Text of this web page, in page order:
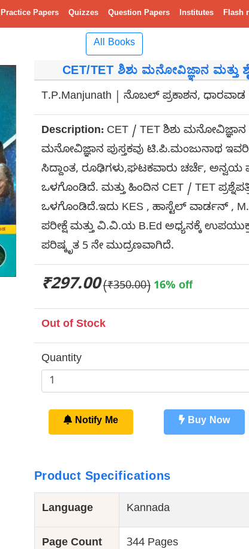
Practice Papers Quizzes Question Papers Institutes Flash
All Books
CET/TET ಶಿಶು ಮನೋವಿಜ್ಞಾನ ಮತ್ತು
T.P.Manjunath | ನೊಬಲ್ ಪ್ರಕಾಶನ, ಧಾರವಾಡ
Description:CET / TET ಶಿಶು ಮನೋವಿಜ್ಞಾನ
ಮನೋವಿಜ್ಞಾನ ಪುಸ್ತಕವು ಟಿ.ಪಿ.ಮಂಜುನಾಥ
ಸಿದ್ದಾಂತ, ರೂಢಿಗಳು,ಘಟಕವಾರು ಚರ್ಚೆ, ಅನ್ವಯ
ಒಳಗೊಂಡಿದೆ. ಮತ್ತು ಹಿಂದಿನ CET / TET
ಒಳಗೊಂಡಿದೆ.ಇದು KES , ಹಾಸ್ಟೆಲ್ ವಾರ್ಡನ್ ,
ಪರೀಕ್ಷೆ ಮತ್ತು ವಿ.ವಿ.ಯ B.Ed ಅಧ್ಯನಕ್ಕೆ
ಪರಿಷ್ಕೃತ 5 ನೇ ಮುದ್ರಣವಾಗಿದೆ.
₹297.00 (₹350.00) 16% off
Out of Stock
Quantity
Notify Me Buy Now
Product Specifications
Language Kannada
Page Count 344 Pages